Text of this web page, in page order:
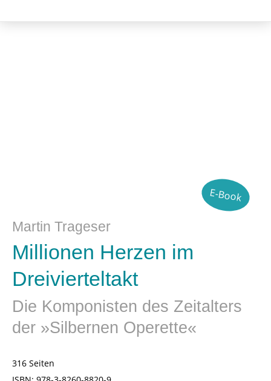
E-Book
Martin Trageser
Millionen Herzen im
Dreivierteltakt
Die Komponisten des Zeitalters
der »Silbernen Operette«
316 Seiten